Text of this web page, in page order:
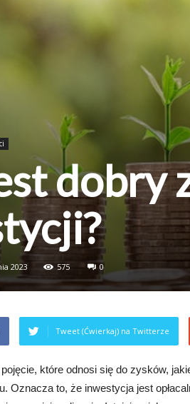
dobry
2023 575 0
Tweet (Ćwierkaj) na Twitterze
które odnosi się do zysków,
Oznacza to, że inwestycja jest